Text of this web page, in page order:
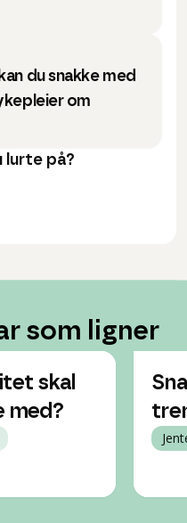
du snakke med
om
lurte på?
som ligner
skal
med?